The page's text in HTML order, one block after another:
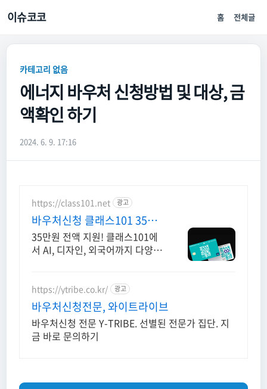
이슈코코 홈 전체글
카테고리 없음
에너지 바우처 신청방법 및 대상, 금
액확인 하기
2024. 6. 9. 17:16
https://class101.net 광고
바우처신청 클래스101 35만
원 역대급 지원 혜택
35만원 전액 지원! 클래스101에
서 AI, 디자인, 외국어까지 다양하
https://ytribe.co.kr/ 광고
바우처신청전문, 와이트라이브
바우처신청 전문 Y-TRIBE. 선별된 전문가 집단. 지
금 바로 문의하기